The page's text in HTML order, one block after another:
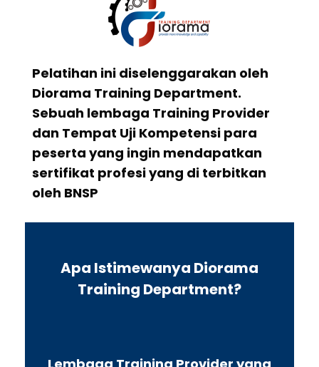
Pelatihan ini diselenggarakan oleh
Diorama Training Department.
Sebuah lembaga Training Provider
dan Tempat Uji Kompetensi para
peserta yang ingin mendapatkan
sertifikat profesi yang di terbitkan
oleh BNSP
Apa Istimewanya Diorama
Training Department?